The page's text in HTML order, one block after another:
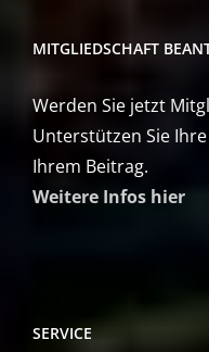
MITGLIEDSCHAFT
Werden Sie jetzt
Unterstützen Sie
Ihrem Beitrag.
Weitere Infos hier
SERVICE